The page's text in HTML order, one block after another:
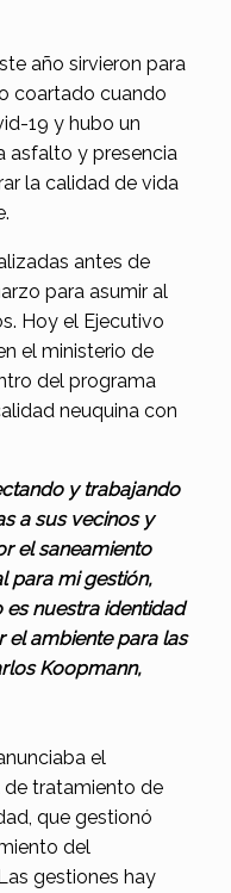
año sirvieron para
coartado cuando
19 y hubo un
asfalto y presencia
la calidad de vida
antes de
para asumir al
Hoy el Ejecutivo
el ministerio de
del programa
neuquina con
y trabajando
a sus vecinos y
el saneamiento
para mi gestión,
nuestra identidad
el ambiente para las
Koopmann,
el
tratamiento de
que gestionó
del
gestiones hay